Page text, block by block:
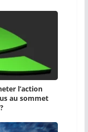
l’action
au sommet